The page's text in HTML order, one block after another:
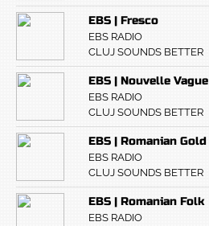
EBS | Fresco
EBS RADIO
CLUJ SOUNDS BETTER
EBS | Nouvelle Vague
EBS RADIO
CLUJ SOUNDS BETTER
EBS | Romanian Gold
EBS RADIO
CLUJ SOUNDS BETTER
EBS | Romanian Folk
EBS RADIO